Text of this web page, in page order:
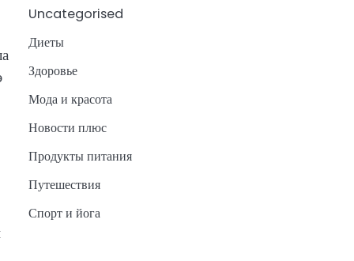
Uncategorised
Диеты
Здоровье
Мода и красота
Новости плюс
Продукты питания
Путешествия
Спорт и йога